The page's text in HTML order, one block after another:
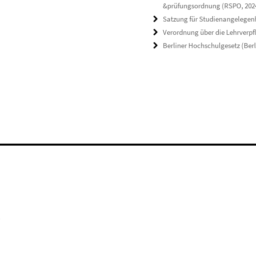
&prüfungsordnung (RSPO,
Satzung für
Verordnung über die
Berliner Hochschulgesetz